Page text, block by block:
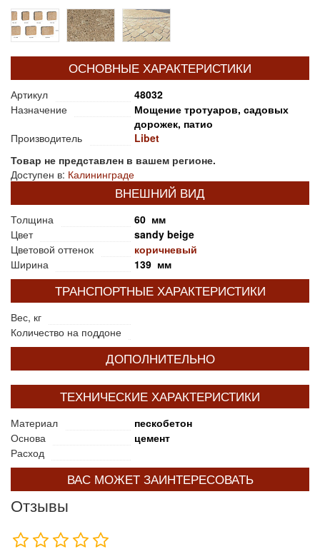
ОСНОВНЫЕ ХАРАКТЕРИСТИКИ
Артикул
48032
Назначение
Мощение тротуаров, садовых
дорожек, патио
Производитель
Libet
Товар не представлен в вашем регионе.
Доступен в: Калининграде
ВНЕШНИЙ ВИД
Толщина
60 мм
Цвет
sandy beige
Цветовой оттенок
коричневый
Ширина
139 мм
ТРАНСПОРТНЫЕ ХАРАКТЕРИСТИКИ
Вес, кг
Количество на поддоне
ДОПОЛНИТЕЛЬНО
ТЕХНИЧЕСКИЕ ХАРАКТЕРИСТИКИ
Материал
пескобетон
Основа
цемент
Расход
ВАС МОЖЕТ ЗАИНТЕРЕСОВАТЬ
Отзывы